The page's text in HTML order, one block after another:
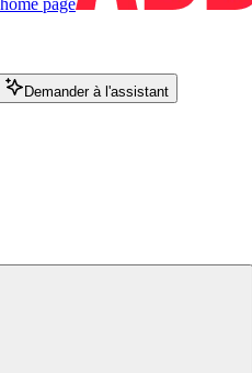
Demander à l'assistant